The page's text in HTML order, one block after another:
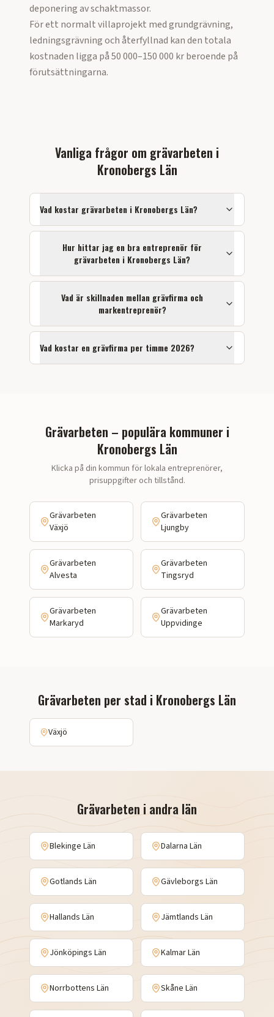
deponering av schaktmassor.
För ett normalt villaprojekt med grundgrävning,
ledningsgrävning och återfyllnad kan den totala
kostnaden ligga på 50 000–150 000 kr beroende på
förutsättningarna.
Vanliga frågor om grävarbeten i
Kronobergs Län
Vad kostar grävarbeten i Kronobergs Län?
Hur hittar jag en bra entreprenör för
grävarbeten i Kronobergs Län?
Vad är skillnaden mellan grävfirma och
markentreprenör?
Vad kostar en grävfirma per timme 2026?
Grävarbeten – populära kommuner i
Kronobergs Län
Klicka på din kommun för lokala entreprenörer,
prisuppgifter och tillstånd.
Grävarbeten
Växjö
Grävarbeten
Ljungby
Grävarbeten
Alvesta
Grävarbeten
Tingsryd
Grävarbeten
Markaryd
Grävarbeten
Uppvidinge
Grävarbeten per stad i Kronobergs Län
Växjö
Grävarbeten i andra län
Blekinge Län Dalarna Län
Gotlands Län Gävleborgs Län
Hallands Län Jämtlands Län
Jönköpings Län Kalmar Län
Norrbottens Län Skåne Län